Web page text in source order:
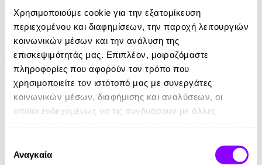
Χρησιμοποιούμε cookie για την εξατομίκευση
περιεχομένου και διαφημίσεων, την παροχή λειτουργιών
κοινωνικών μέσων και την ανάλυση της
επισκεψιμότητάς μας. Επιπλέον, μοιραζόμαστε
πληροφορίες που αφορούν τον τρόπο που
χρησιμοποιείτε τον ιστότοπό μας με συνεργάτες
κοινωνικών μέσων, διαφήμισης και αναλύσεων, οι
οποίοι ενδεχομένως να τις συνδυάσουν με άλλες
των υπηρεσιών τους.
συγκατάθεσης
Αναγκαία
Ξενιτιά
R. A. Salvatore
9.90€
eBook